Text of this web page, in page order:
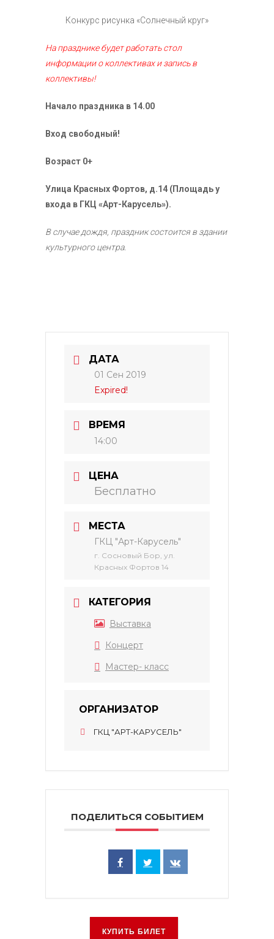
Конкурс рисунка «Солнечный круг»
На празднике будет работать стол
информации о коллективах и запись в
коллективы!
Начало праздника в 14.00
Вход свободный!
Возраст 0+
Улица Красных Фортов, д.14 (Площадь у
входа в ГКЦ «Арт-Карусель»).
В случае дождя, праздник состоится в здании
культурного центра.
ДАТА
01 Сен 2019
Expired!
ВРЕМЯ
14:00
ЦЕНА
Бесплатно
МЕСТА
ГКЦ "Арт-Карусель"
г. Сосновый Бор, ул.
Красных Фортов 14
КАТЕГОРИЯ
Выставка
Концерт
Мастер- класс
ОРГАНИЗАТОР
ГКЦ "АРТ-КАРУСЕЛЬ"
ПОДЕЛИТЬСЯ СОБЫТИЕМ
КУПИТЬ БИЛЕТ